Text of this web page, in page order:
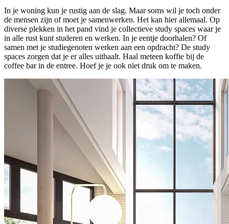
In je woning kun je rustig aan de slag. Maar soms wil je toch onder
de mensen zijn of moet je samenwerken. Het kan hier allemaal. Op
diverse plekken in het pand vind je collectieve study spaces waar je
in alle rust kunt studeren en werken. In je eentje doorhalen? Of
samen met je studiegenoten werken aan een opdracht? De study
spaces zorgen dat je er alles uithaalt. Haal meteen koffie bij de
coffee bar in de entree. Hoef je je ook niet druk om te maken.